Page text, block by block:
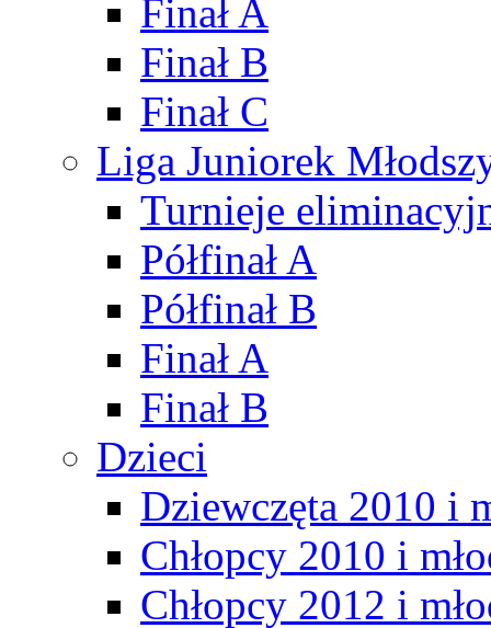
Finał A
Finał B
Finał C
Liga Juniorek
Turnieje
Półfinał A
Półfinał B
Finał A
Finał B
Dzieci
Dziewczęta 2010 i
Chłopcy 2010 i
Chłopcy 2012 i